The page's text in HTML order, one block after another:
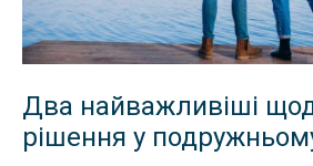
Два найважливіші
рішення у